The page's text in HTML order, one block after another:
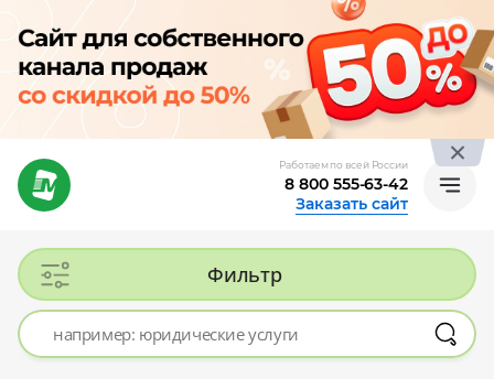
Работаем по всей России
8 800 555-63-42
Заказать сайт
Фильтр